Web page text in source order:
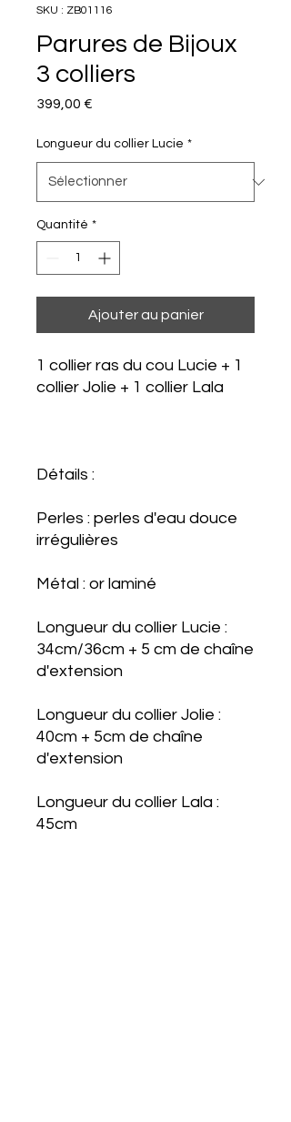
SKU : ZB01116
Parures de Bijoux
3 colliers
399,00 €
Longueur du collier Lucie *
Quantité *
Ajouter au panier
1 collier ras du cou Lucie + 1
collier Jolie + 1 collier Lala
Détails :
Perles : perles d'eau douce
irrégulières
Métal : or laminé
Longueur du collier Lucie :
34cm/36cm + 5 cm de chaîne
d'extension
Longueur du collier Jolie :
40cm + 5cm de chaîne
d'extension
Longueur du collier Lala :
45cm